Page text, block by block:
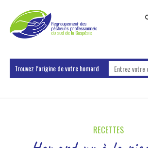
Trouvez l’origine de votre homard
RECETTES